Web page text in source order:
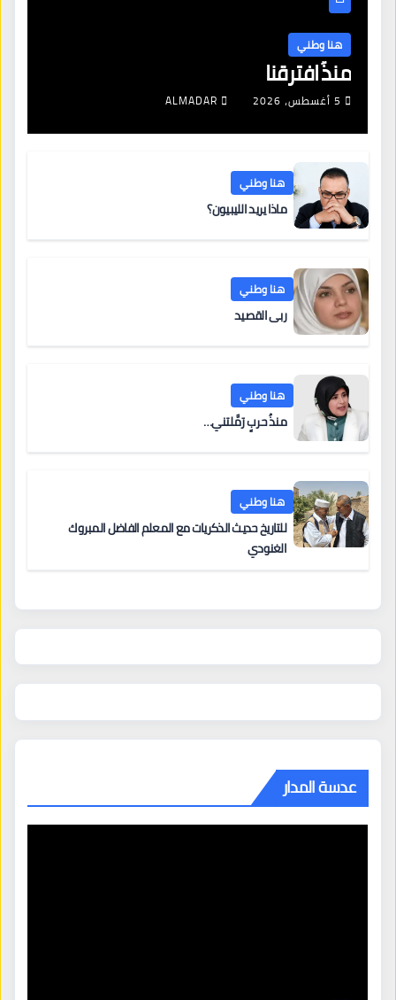
هنا وطني
منذُ افترقنا
5 أغسطس، 2026 ALMADAR
هنا وطني
ماذا يريد الليبيون؟
هنا وطني
ربى القصيد
هنا وطني
منذُ حربٍ رَمَّلتني…
هنا وطني
للتاريخ حديث الذكريات مع المعلم الفاضل المبروك
الغنودي
عدسة المدار